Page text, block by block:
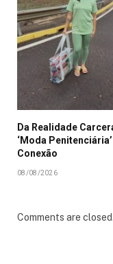
Da Realidade
‘Moda
Conexão
08/08/2026
Comments are closed.